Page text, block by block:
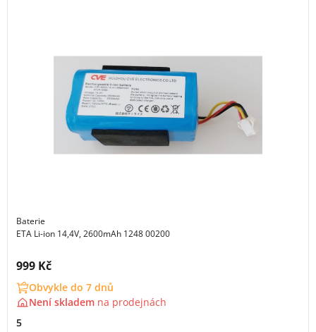
Baterie
ETA Li-ion 14,4V, 2600mAh 1248 00200
Cena s DPH:
999 Kč
Obvykle do 7 dnů
Není skladem na prodejnách
5